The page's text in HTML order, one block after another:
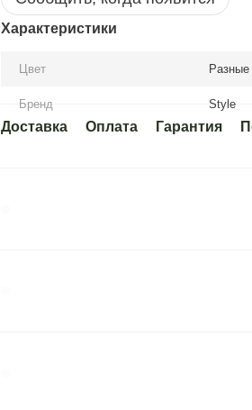
Характеристики
Цвет Разные
Бренд Style
Доставка Оплата Гарантия